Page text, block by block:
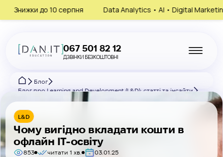
до 10 серпня Data Analytics • AI • Digital Marketing • HR
067 501 82 12
ДЗВІНКИ БЕЗКОШТОВНІ
Блог
Блог про Learning and Development (L&D): статті та інсайти
Чому вигідно вкладати кошти в офлайн ІТ-освіту
L&D
Чому вигідно вкладати кошти в
офлайн ІТ-освіту
853 читати 1 хв. 03.01.25